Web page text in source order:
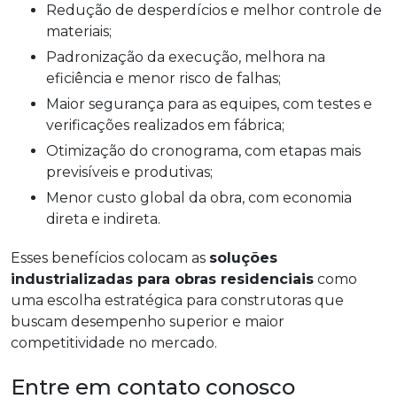
Redução de desperdícios e melhor controle de
materiais;
Padronização da execução, melhora na
eficiência e menor risco de falhas;
Maior segurança para as equipes, com testes e
verificações realizados em fábrica;
Otimização do cronograma, com etapas mais
previsíveis e produtivas;
Menor custo global da obra, com economia
direta e indireta.
Esses benefícios colocam as soluções
industrializadas para obras residenciais como
uma escolha estratégica para construtoras que
buscam desempenho superior e maior
competitividade no mercado.
Entre em contato conosco